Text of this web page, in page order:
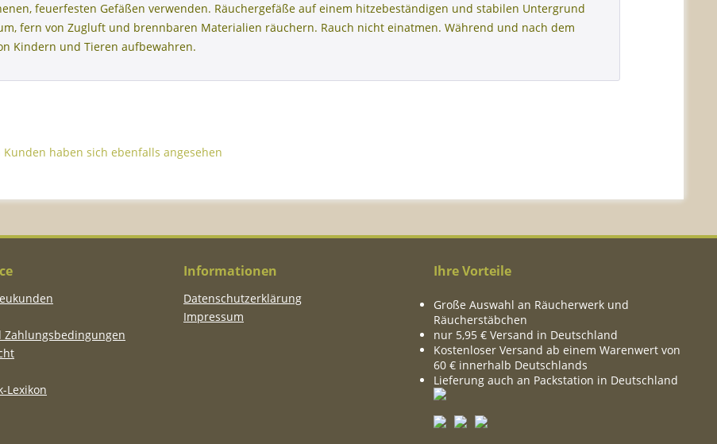
feuerfesten Gefäßen verwenden. Räuchergefäße auf einem hitzebeständigen und stabilen Untergrund
fern von Zugluft und brennbaren Materialien räuchern. Rauch nicht einatmen. Während und nach dem
Kindern und Tieren aufbewahren.
Kunden haben sich ebenfalls angesehen
Zahlungsbedingungen
Lexikon
Informationen
Datenschutzerklärung
Impressum
Ihre Vorteile
Große Auswahl an Räucherwerk und
Räucherstäbchen
nur 5,95 € Versand in Deutschland
Kostenloser Versand ab einem Warenwert von
60 € innerhalb Deutschlands
Lieferung auch an Packstation in Deutschland